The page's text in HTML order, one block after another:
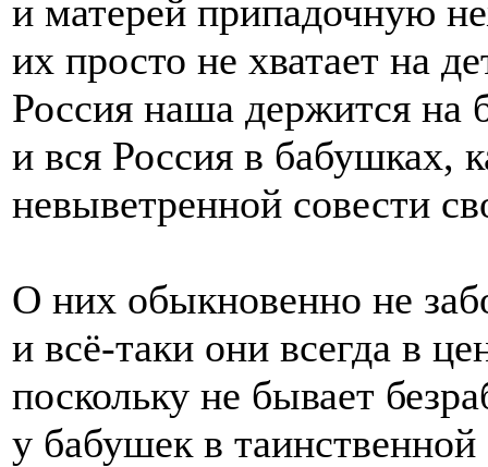
и матерей припадочную
их просто не хватает на
Россия наша держится на
и вся Россия в бабушках,
невыветренной совести
О них обыкновенно не
и всё-таки они всегда в
поскольку не бывает
у бабушек в таинственной